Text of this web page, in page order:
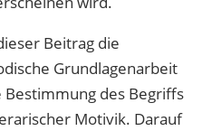
Beitrag die
Grundlagenarbeit
des Begriffs
Motivik. Darauf